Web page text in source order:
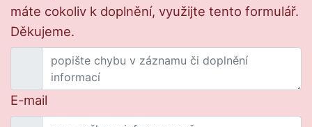
máte cokoliv k doplnění, využijte tento formulář.
Děkujeme.
E-mail